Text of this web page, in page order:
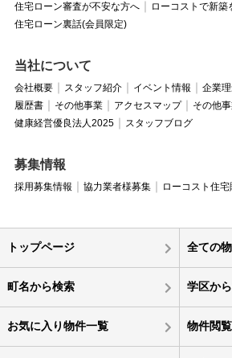
住宅ローン審査が不安な方へ
ローコストで新築
住宅ローン裏話(会員限定)
当社について
会社概要 スタッフ紹介 イベント情報 企業
履歴書
その他事業 アクセスマップ
その他
健康経営優良法人2025
スタッフブログ
募集情報
採用募集情報 協力業者様募集 ローコスト住
トップページ 全ての
町名から検索 学区か
お気に入り物件一覧 物件閲